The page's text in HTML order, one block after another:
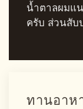
น้ำตาลผมแ
ครับ ส่วนสับ
ทานอาห